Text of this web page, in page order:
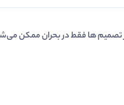
تصمیم ها فقط در بحران ممکن